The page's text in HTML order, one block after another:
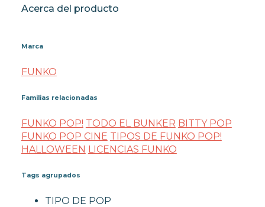
Acerca del producto
Marca
FUNKO
Familias relacionadas
FUNKO POP! TODO EL BUNKER BITTY POP
FUNKO POP CINE TIPOS DE FUNKO POP!
HALLOWEEN LICENCIAS FUNKO
Tags agrupados
TIPO DE POP